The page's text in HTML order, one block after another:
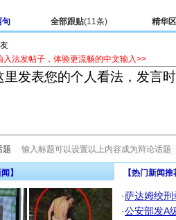
句 全部跟贴(11条) 精华区
入法发帖子，体验更流畅的中文输入>>
题
】 【热门新闻
·萨达姆绞刑
·公安部发A